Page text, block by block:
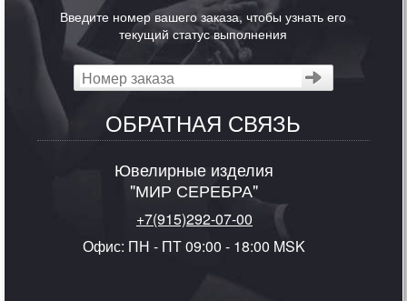
Введите номер вашего заказа, чтобы узнать его
текущий статус выполнения
ОБРАТНАЯ СВЯЗЬ
Ювелирные изделия
"МИР СЕРЕБРА"
+7(915)292-07-00
Офис: ПН - ПТ 09:00 - 18:00 MSK